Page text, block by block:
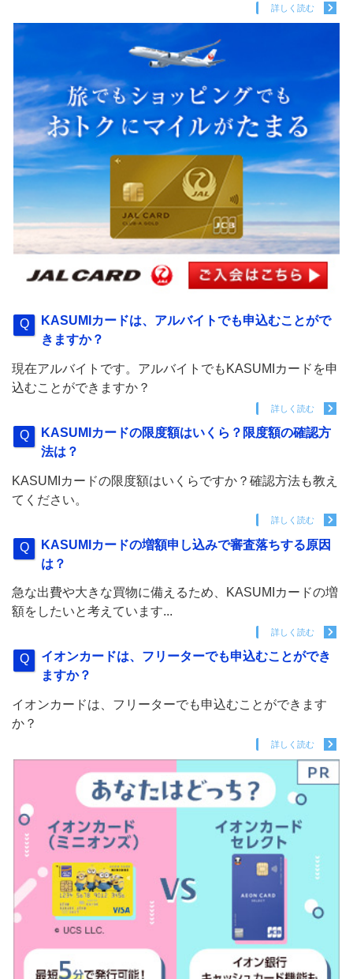
詳しく読む
KASUMIカードは、アルバイトでも申込むことがで
きますか？
現在アルバイトです。アルバイトでもKASUMIカードを申
込むことができますか？
詳しく読む
KASUMIカードの限度額はいくら？限度額の確認方
法は？
KASUMIカードの限度額はいくらですか？確認方法も教え
てください。
詳しく読む
KASUMIカードの増額申し込みで審査落ちする原因
は？
急な出費や大きな買物に備えるため、KASUMIカードの増
額をしたいと考えています...
詳しく読む
イオンカードは、フリーターでも申込むことができ
ますか？
イオンカードは、フリーターでも申込むことができます
か？
詳しく読む